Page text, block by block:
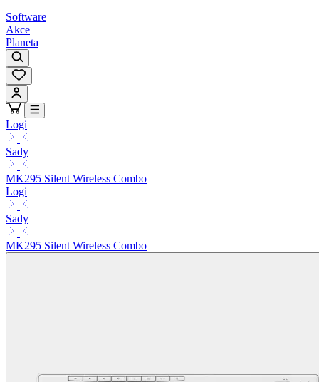
Software
Akce
Planeta
Logi
Sady
MK295 Silent Wireless Combo
Logi
Sady
MK295 Silent Wireless Combo